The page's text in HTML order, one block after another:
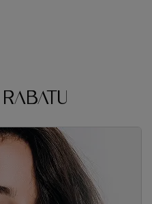
wskazówek ekspertów